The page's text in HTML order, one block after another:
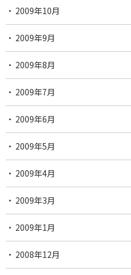
2009年10月
2009年9月
2009年8月
2009年7月
2009年6月
2009年5月
2009年4月
2009年3月
2009年1月
2008年12月